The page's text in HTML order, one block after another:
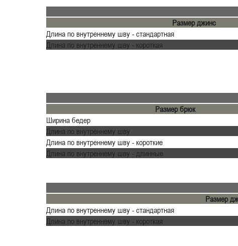
Размер джинс
Длина по внутреннему шву - стандартная
Длина по внутреннему шву - короткая
Размер брюк
Ширина бедер
Длина по внутреннему шву
Длина по внутреннему шву - короткие
Длина по внутреннему шву - длинные
Размер
Длина по внутреннему шву - стандартная
Длина по внутреннему шву - короткая